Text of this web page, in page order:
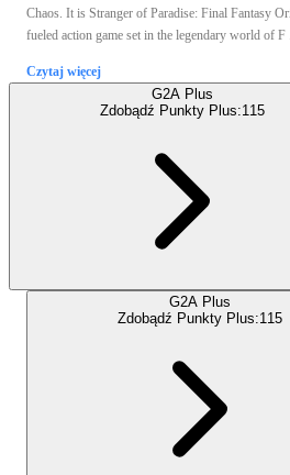
Chaos. It is Stranger of Paradise: Final Fantasy
fueled action game set in the legendary world of F
Czytaj więcej
G2A Plus
Zdobądź Punkty Plus:115
G2A Plus
Zdobądź Punkty Plus:115